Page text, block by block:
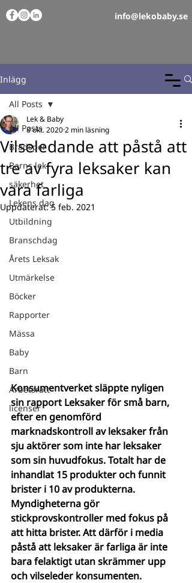
info@lekobaby.se
Inlägg
All Posts
Brädspel
Barns lek
säkerhet
Lekens dag
Utbildning
Branschdag
Årets Leksak
Utmärkelse
Böcker
Rapporter
Mässa
Baby
Barn
Arbetsrätt
licenser
All Posts
Vilseledande att påstå att
tre av fyra leksaker kan
vara farliga
Lek & Baby
8 okt. 20202 min läsning
Uppdaterat:5 feb. 2021
Konsumentverket släppte nyligen
sin rapport Leksaker för små barn,
efter en genomförd
marknadskontroll av leksaker från
sju aktörer som inte har leksaker
som sin huvudfokus. Totalt har de
inhandlat 15 produkter och funnit
brister i 10 av produkterna.
Myndigheterna gör
stickprovskontroller med fokus på
att hitta brister. Att därför i media
påstå att leksaker är farliga är inte
bara felaktigt utan skrämmer upp
och vilseleder konsumenten.